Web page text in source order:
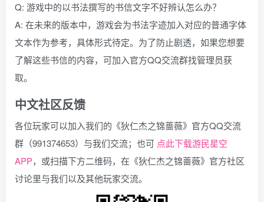
Q: 游戏中的以书法撰写的书信文字不好辨认怎么办？
A: 在未来的版本中，游戏会为书法字迹加入对应的普通字体
文本作为参考，具体形式待定。为了防止剧透，如果您想要
了解这些书信的内容，可加入官方QQ交流群找管理员获
取。
中文社区反馈
各位玩家可以加入我们的《狄仁杰之锦蔷薇》官方QQ交流
群（991374653）与我们交流；也可 点此下载游民星空
APP，或扫描下方二维码，在《狄仁杰之锦蔷薇》官方社区
讨论里与我们以及其他玩家交流。